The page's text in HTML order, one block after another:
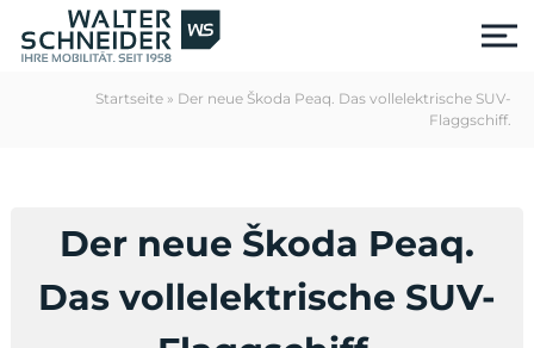
Startseite » Der neue Škoda Peaq. Das vollelektrische SUV-
Flaggschiff.
Der neue Škoda Peaq.
Das vollelektrische SUV-